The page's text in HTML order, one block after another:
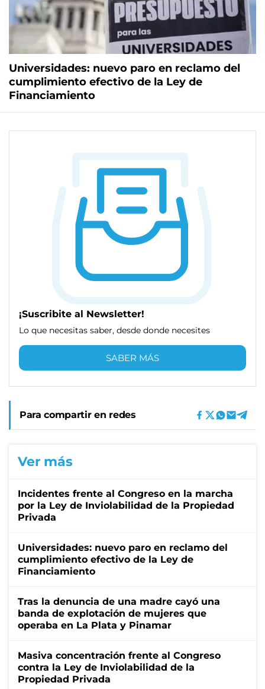
Universidades: nuevo paro en reclamo del
cumplimiento efectivo de la Ley de
Financiamiento
¡Suscribite al Newsletter!
Lo que necesitas saber, desde donde necesites
SABER MÁS
Para compartir en redes
Ver más
Incidentes frente al Congreso en la marcha
por la Ley de Inviolabilidad de la Propiedad
Privada
Universidades: nuevo paro en reclamo del
cumplimiento efectivo de la Ley de
Financiamiento
Tras la denuncia de una madre cayó una
banda de explotación de mujeres que
operaba en La Plata y Pinamar
Masiva concentración frente al Congreso
contra la Ley de Inviolabilidad de la
Propiedad Privada